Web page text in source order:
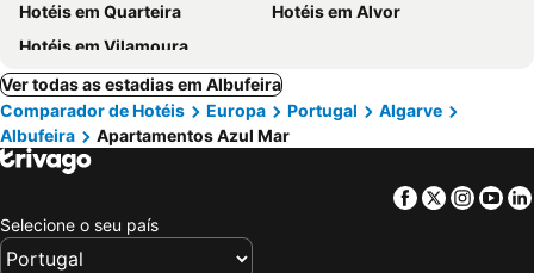
Hotéis em Quarteira
Hotéis em Alvor
Hotéis em Vilamoura
Ver todas as estadias em Albufeira
Comparador de Hotéis
Europa Portugal
Algarve
Albufeira
Apartamentos Azul Mar
Facebook
Twitter
Selecione o seu país